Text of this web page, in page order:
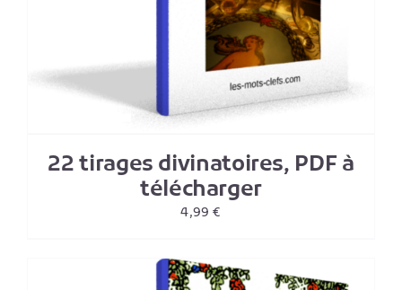
22 tirages divinatoires, PDF à
télécharger
4,99€